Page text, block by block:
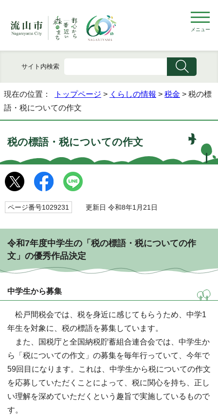
メニュー
サイト内検索
現在の位置： トップページ > くらしの情報 > 税金 > 税の標
語・税についての作文
税の標語・税についての作文
ページ番号1029231 更新日 令和8年1月21日
令和7年度中学生の「税の標語・税についての作
文」の優秀作品決定
中学生から募集
松戸間税会では、税を身近に感じてもらうため、中学1
年生を対象に、税の標語を募集しています。
また、国税庁と全国納税貯蓄組合連合会では、中学生か
ら「税についての作文」の募集を毎年行っていて、今年で
59回目になります。これは、中学生から税についての作文
を応募していただくことによって、税に関心を持ち、正し
い理解を深めていただくという趣旨で実施しているもので
す。